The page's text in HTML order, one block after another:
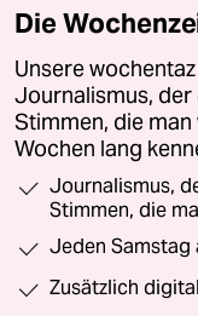
Die
Unsere
Journalismus, der
Stimmen, die
Wochen lang
Journalismus,
Stimmen, die
Jeden Samstag
Zusätzlich